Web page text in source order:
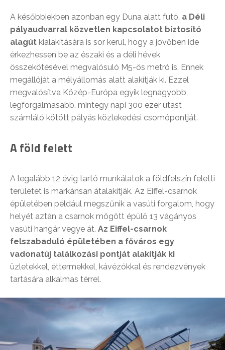
A későbbiekben azonban egy Duna alatt futó, a Déli
pályaudvarral közvetlen kapcsolatot biztosító
alagút kialakítására is sor kerül, hogy a jövőben ide
érkezhessen be az északi és a déli hévek
összekötésével megvalósuló M5-ös metró is. Ennek
megállóját a mélyállomás alatt alakítják ki. Ezzel
megvalósítva Közép-Európa egyik legnagyobb,
legforgalmasabb, mintegy napi 300 ezer utast
számláló kötött pályás közlekedési csomópontját.
A föld felett
A legalább 12 évig tartó munkálatok a földfelszín feletti
területet is markánsan átalakítják. Az Eiffel-csarnok
épületében például megszűnik a vasúti forgalom, hogy
helyét aztán a csarnok mögött épülő 13 vágányos
vasúti hangár vegye át. Az Eiffel-csarnok
felszabaduló épületében a főváros egy
vadonatúj találkozási pontját alakítják ki
üzletekkel, éttermekkel, kávézókkal és rendezvények
tartására alkalmas térrel.